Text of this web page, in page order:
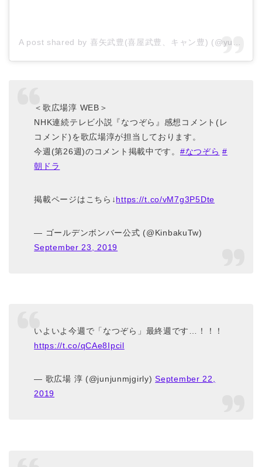
＜歌広場淳 WEB＞
NHK連続テレビ小説『なつぞら』感想コメント(レ
コメンド)を歌広場淳が担当しております。
今週(第26週)のコメント掲載中です。 #なつぞら #
朝ドラ
掲載ページはこちら↓https://t.co/vM7g3P5Dte
— ゴールデンボンバー公式 (@KinbakuTw)
September 23, 2019
いよいよ今週で「なつぞら」最終週です…！！！
https://t.co/qCAe8Ipcil
— 歌広場 淳 (@junjunmjgirly)September 22,
2019